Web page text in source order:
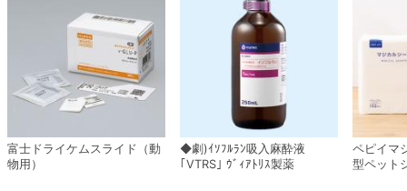
富士ドライケムスライド（動
物用）
◆劇)ｲｿﾌﾙﾗﾝ吸入麻酔液
｢VTRS｣ ｳﾞｨｱﾄﾘｽ製薬
ペピイマ
型ペット